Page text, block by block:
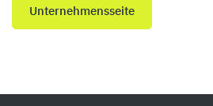
Unternehmensseite